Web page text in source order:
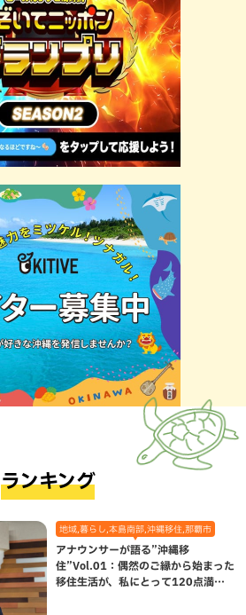
ランキング
地域,暮らし,本島南部,沖縄移住,那覇市
アナウンサーが語る”沖縄移
住”Vol.01：偶然のご縁から始まった
移住生活が、私にとって120点満点